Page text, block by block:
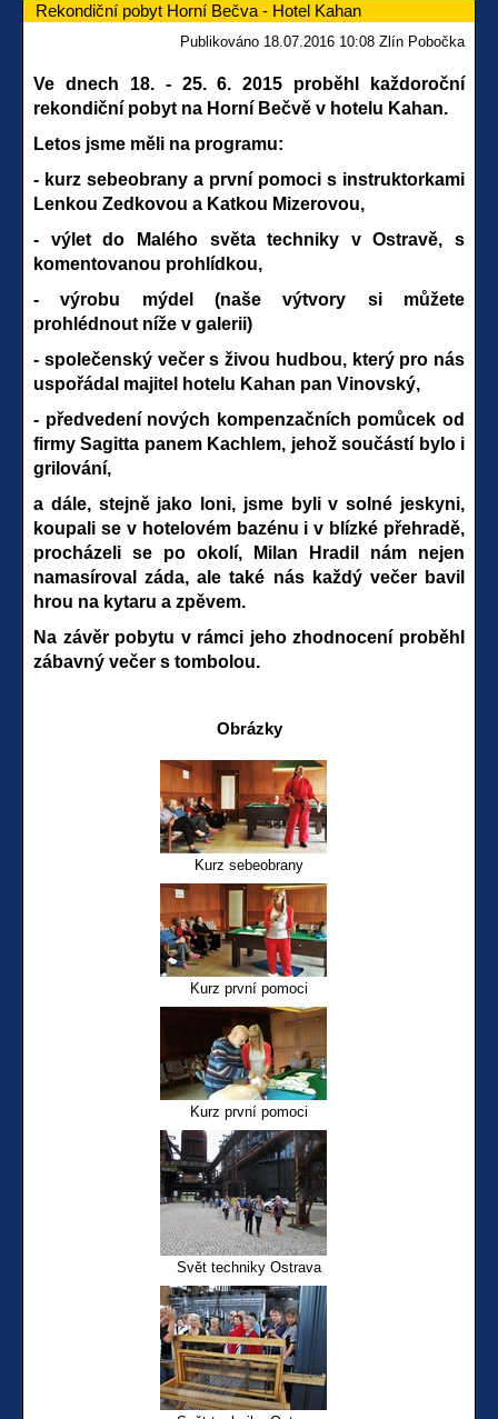
Rekondiční pobyt Horní Bečva - Hotel Kahan
Publikováno 18.07.2016 10:08 Zlín Pobočka
Ve dnech 18. - 25. 6. 2015 proběhl každoroční
rekondiční pobyt na Horní Bečvě v hotelu Kahan.
Letos jsme měli na programu:
- kurz sebeobrany a první pomoci s instruktorkami
Lenkou Zedkovou a Katkou Mizerovou,
- výlet do Malého světa techniky v Ostravě, s
komentovanou prohlídkou,
- výrobu mýdel (naše výtvory si můžete
prohlédnout níže v galerii)
- společenský večer s živou hudbou, který pro nás
uspořádal majitel hotelu Kahan pan Vinovský,
- předvedení nových kompenzačních pomůcek od
firmy Sagitta panem Kachlem, jehož součástí bylo i
grilování,
a dále, stejně jako loni, jsme byli v solné jeskyni,
koupali se v hotelovém bazénu i v blízké přehradě,
procházeli se po okolí, Milan Hradil nám nejen
namasíroval záda, ale také nás každý večer bavil
hrou na kytaru a zpěvem.
Na závěr pobytu v rámci jeho zhodnocení proběhl
zábavný večer s tombolou.
Obrázky
Kurz sebeobrany
Kurz první pomoci
Kurz první pomoci
Svět techniky Ostrava